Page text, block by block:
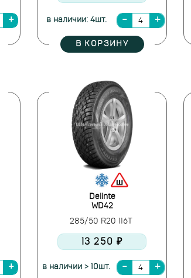
в наличии: 4шт.
В КОРЗИНУ
Delinte
WD42
285/50 R20 116T
13 250 ₽
в наличии > 10шт.